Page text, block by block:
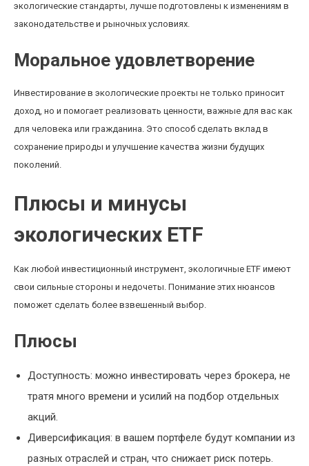
экологические стандарты, лучше подготовлены к изменениям в
законодательстве и рыночных условиях.
Моральное удовлетворение
Инвестирование в экологические проекты не только приносит
доход, но и помогает реализовать ценности, важные для вас как
для человека или гражданина. Это способ сделать вклад в
сохранение природы и улучшение качества жизни будущих
поколений.
Плюсы и минусы
экологических ETF
Как любой инвестиционный инструмент, экологичные ETF имеют
свои сильные стороны и недочеты. Понимание этих нюансов
поможет сделать более взвешенный выбор.
Плюсы
Доступность: можно инвестировать через брокера, не
тратя много времени и усилий на подбор отдельных
акций.
Диверсификация: в вашем портфеле будут компании из
разных отраслей и стран, что снижает риск потерь.